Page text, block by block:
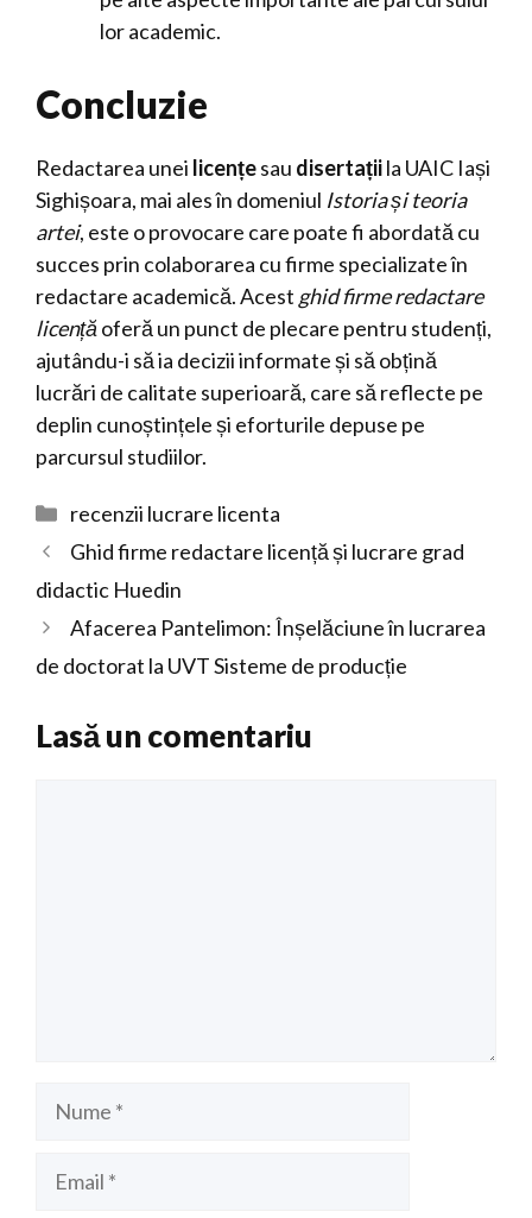
lor academic.
Concluzie
Redactarea unei licențesau disertațiila UAIC Iași
Sighișoara, mai ales în domeniul Istoria și teoria
artei, este o provocare care poate fi abordată cu
succes prin colaborarea cu firme specializate în
redactare academică. Acest ghid firme redactare
licență oferă un punct de plecare pentru studenți,
ajutându-i să ia decizii informate și să obțină
lucrări de calitate superioară, care să reflecte pe
deplin cunoștințele și eforturile depuse pe
parcursul studiilor.
Categorii
recenzii lucrare licenta
Ghid firme redactare licență și lucrare grad
didactic Huedin
Afacerea Pantelimon: Înșelăciune în lucrarea
de doctorat la UVT Sisteme de producție
Lasă un comentariu